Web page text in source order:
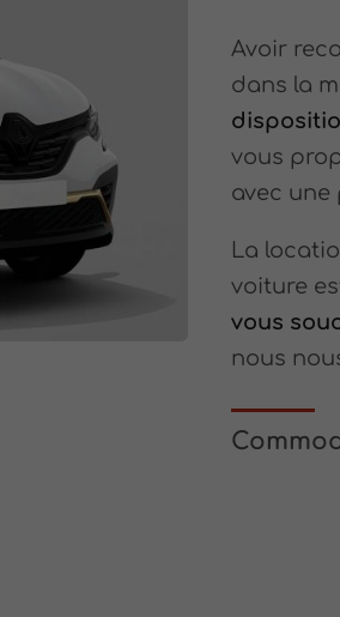
Avoir
dans la
vous
avec
La
voiture
vous
nous